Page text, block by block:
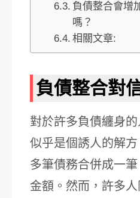
負債整合會增
嗎？
相關文章:
負債整合對
對於許多負債纏身
似乎是個誘人的解
多筆債務合併成一
金額。然而，許多